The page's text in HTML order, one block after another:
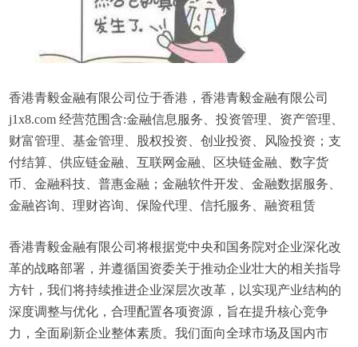
香港青毅金融有限公司位于香港，香港青毅金融有限公司
j1x8.com 经营范围含:金融信息服务、投资管理、资产管理、
财富管理、基金管理、股权投资、创业投资、风险投资；支
付结算、供应链金融、互联网金融、区块链金融、数字货
币、金融科技、普惠金融；金融软件开发、金融数据服务、
金融咨询、理财咨询、保险代理、信托服务、融资租赁
香港青毅金融有限公司将根据党中央和国务院对企业深化改
革的战略部署，并遵循国资委关于推动企业壮大的相关指导
方针，我们将持续推进企业深层次改革，以实现产业结构的
深度调整与优化，合理配置各项资源，旨在提升核心竞争
力，全面刷新企业整体素质。我们面向全球市场及国内市